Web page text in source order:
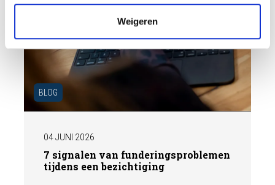
Weigeren
BLOG
04 JUNI 2026
7 signalen van funderingsproblemen
tijdens een bezichtiging